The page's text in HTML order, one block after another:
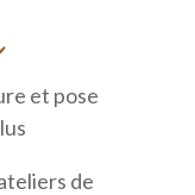
et pose
de